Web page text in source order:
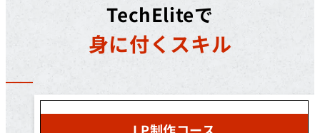
TechEliteで
身に付くスキル